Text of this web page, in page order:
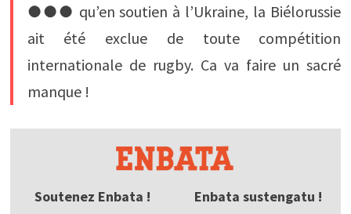
●●● qu’en soutien à l’Ukraine, la Biélorussie
ait été exclue de toute compétition
internationale de rugby. Ca va faire un sacré
manque !
Soutenez Enbata ! Enbata sustengatu !